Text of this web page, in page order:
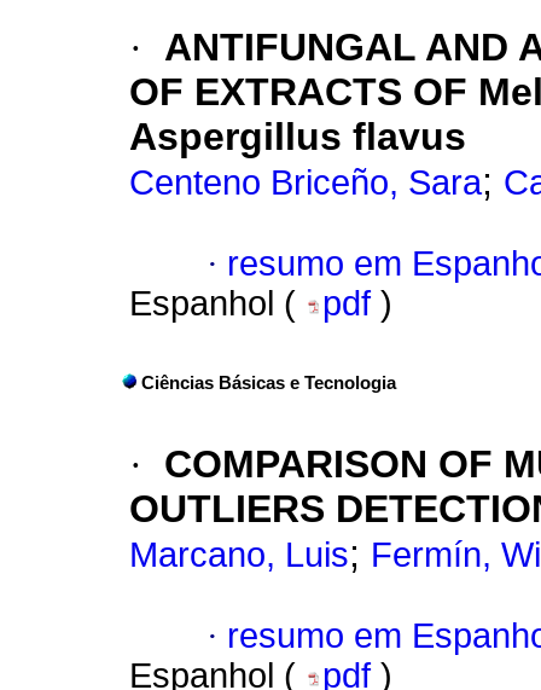
·
ANTIFUNGAL AND
OF EXTRACTS OF
Aspergillus flavus
Centeno Briceño, Sara;
· resumo em
Espanhol (
pdf )
Ciências Básicas e Tecnologia
·
COMPARISON OF
OUTLIERS
Marcano, Luis; Fermín,
· resumo em
Espanhol (
pdf )